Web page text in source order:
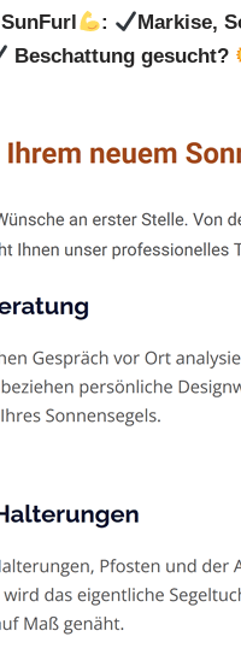
SunFurl : Markise,
Beschattung gesucht?